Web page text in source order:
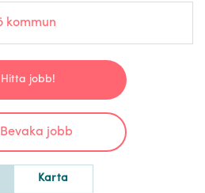
Hitta jobb!
Bevaka jobb
Karta